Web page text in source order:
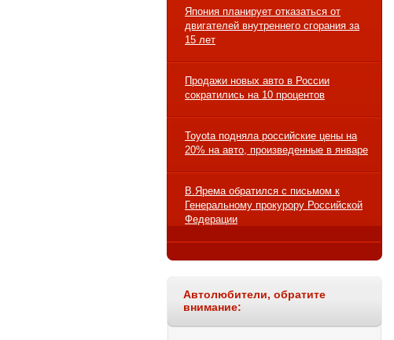
Япония планирует отказаться от
двигателей внутреннего сгорания за
15 лет
Продажи новых авто в России
сократились на 10 процентов
Toyota подняла российские цены на
20% на авто, произведенные в январе
В.Ярема обратился с письмом к
Генеральному прокурору Российской
Федерации
Автолюбители, обратите
внимание: